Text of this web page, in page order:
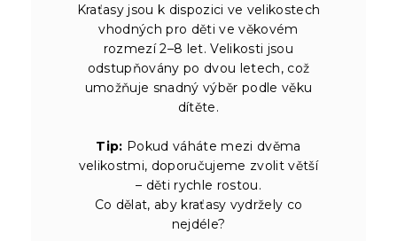
Kraťasy jsou k dispozici ve velikostech
vhodných pro děti ve věkovém
rozmezí 2–8 let. Velikosti jsou
odstupňovány po dvou letech, což
umožňuje snadný výběr podle věku
dítěte.
Tip: Pokud váháte mezi dvěma
velikostmi, doporučujeme zvolit větší
– děti rychle rostou.
Co dělat, aby kraťasy vydržely co
nejdéle?